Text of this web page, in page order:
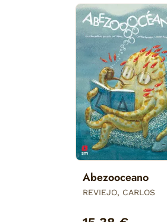
Abezooceano
REVIEJO, CARLOS